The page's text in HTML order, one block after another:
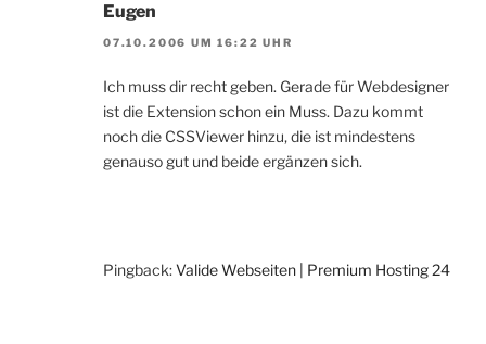
Eugen
07.10.2006 UM 16:22 UHR
Ich muss dir recht geben. Gerade für Webdesigner
ist die Extension schon ein Muss. Dazu kommt
noch die CSSViewer hinzu, die ist mindestens
genauso gut und beide ergänzen sich.
Pingback:Valide Webseiten | Premium Hosting 24